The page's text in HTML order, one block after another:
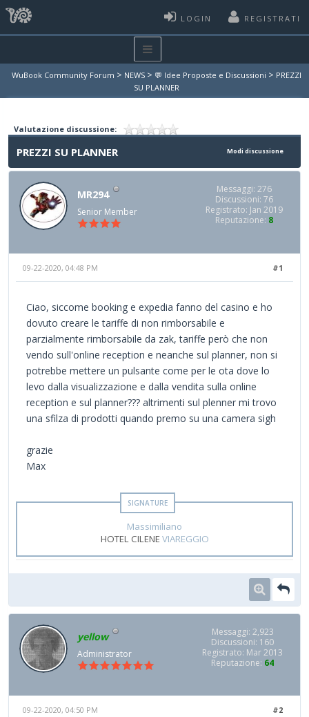
LOGIN REGISTRATI
WuBook Community Forum > NEWS > 💬 Idee Proposte e Discussioni > PREZZI
SU PLANNER
Valutazione discussione:
Modi discussione
PREZZI SU PLANNER
MR294
Senior Member
Messaggi: 276
Discussioni: 76
Registrato: Jan 2019
Reputazione: 8
#1
09-22-2020, 04:48 PM
Ciao, siccome booking e expedia fanno del casino e ho
dovuto creare le tariffe di non rimborsabile e
parzialmente rimborsabile da zak, tariffe però che non
vendo sull'online reception e neanche sul planner, non si
potrebbe mettere un pulsante come per le ota dove lo
levo dalla visualizzazione e dalla vendita sulla online
reception e sul planner??? altrimenti sul plenner mi trovo
una sfilza di prodotti quando premo su una camera sigh
grazie
Max
Massimiliano
HOTEL CILENEVIAREGGIO
yellow
Administrator
Messaggi: 2,923
Discussioni: 160
Registrato: Mar 2013
Reputazione: 64
#2
09-22-2020, 04:50 PM